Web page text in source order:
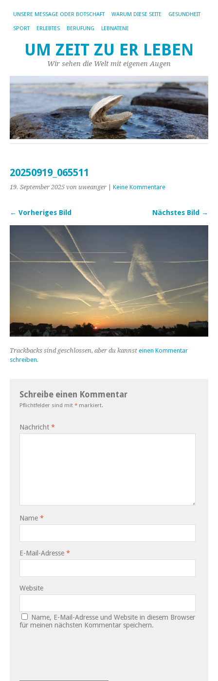
UNSERE MESSAGE ODER BOTSCHAFT WARUM DIESE SEITE GESUNDHEIT
SPORT ERLEBTES BERUFUNG LEBNATENE
UM ZEIT ZU ER LEBEN
Wir sehen die Welt mit eigenen Augen
20250919_065511
19. September 2025 von uweanger | Keine Kommentare
← Vorheriges Bild Nächstes Bild →
Trackbacks sind geschlossen, aber du kannst einen Kommentar
schreiben.
Schreibe einen Kommentar
Pflichtfelder sind mit * markiert.
Nachricht *
Name *
E-Mail-Adresse *
Website
Name, E-Mail-Adresse und Website in diesem Browser
für meinen nächsten Kommentar speichern.